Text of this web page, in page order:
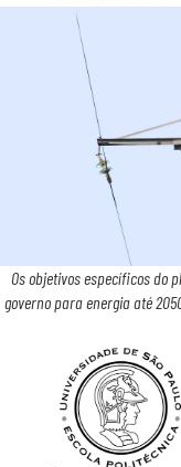
Os objetivos específicos do
governo para energia até